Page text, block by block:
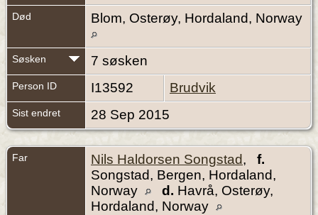
Død Blom, Osterøy, Hordaland, Norway
Søsken 7 søsken
Person ID I13592 Brudvik
Sist endret 28 Sep 2015
Far Nils Haldorsen Songstad, f.
Songstad, Bergen, Hordaland,
Norway
d. Havrå, Osterøy,
Hordaland, Norway